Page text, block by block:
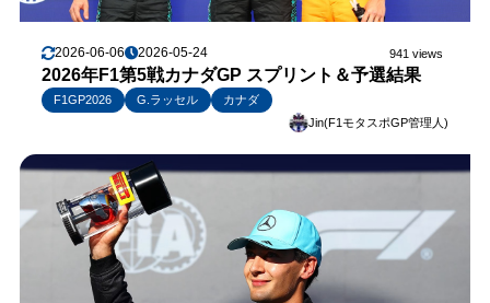
2026-06-06 2026-05-24 941 views
2026年F1第5戦カナダGP スプリント＆予選結果
F1GP2026 G.ラッセル
カナダ
Jin(F1モタスポGP管理人)